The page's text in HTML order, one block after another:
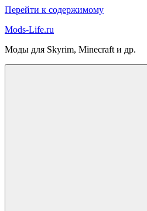
Перейти к содержимому
Mods-Life.ru
Моды для Skyrim, Minecraft и др.